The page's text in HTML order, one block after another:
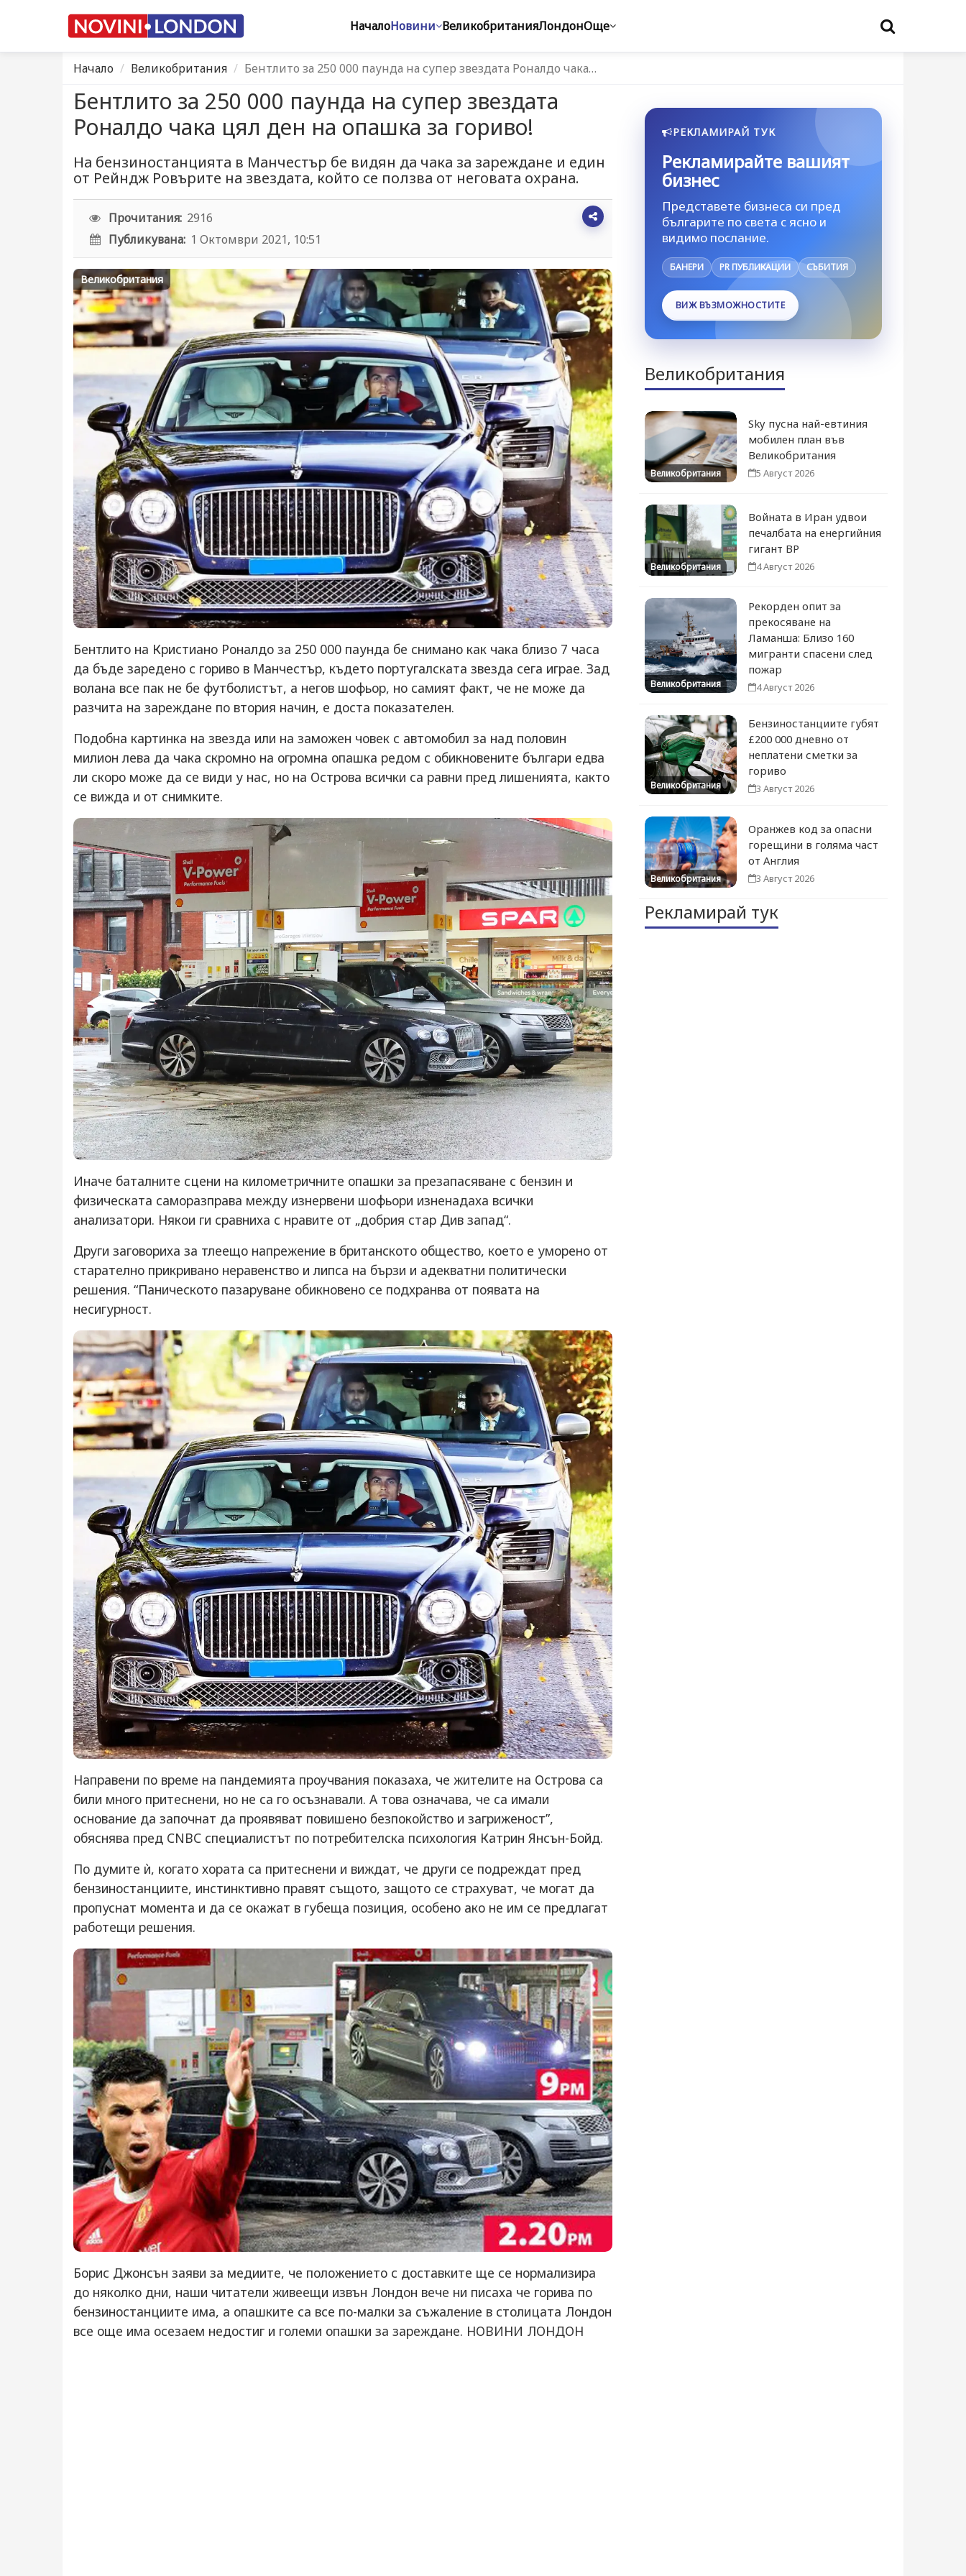
НачалоНовини ВеликобританияЛондонОще
Начало Великобритания Бентлито за 250 000 паунда на супер звездата Роналдо чака…
Бентлито за 250 000 паунда на супер звездата
Роналдо чака цял ден на опашка за гориво!
На бензиностанцията в Манчестър бе видян да чака за зареждане и един
от Рейндж Ровърите на звездата, който се ползва от неговата охрана.
Прочитания: 2916
Публикувана: 1 Октомври 2021, 10:51
Великобритания
Бентлито на Кристиано Роналдо за 250 000 паунда бе снимано как чака близо 7 часа
да бъде заредено с гориво в Манчестър, където португалската звезда сега играе. Зад
волана все пак не бе футболистът, а негов шофьор, но самият факт, че не може да
разчита на зареждане по втория начин, е доста показателен.
Подобна картинка на звезда или на заможен човек с автомобил за над половин
милион лева да чака скромно на огромна опашка редом с обикновените българи едва
ли скоро може да се види у нас, но на Острова всички са равни пред лишенията, както
се вижда и от снимките.
Иначе баталните сцени на километричните опашки за презапасяване с бензин и
физическата саморазправа между изнервени шофьори изненадаха всички
анализатори. Някои ги сравниха с нравите от „добрия стар Див запад“.
Други заговориха за тлеещо напрежение в британското общество, което е уморено от
старателно прикривано неравенство и липса на бързи и адекватни политически
решения. “Паническото пазаруване обикновено се подхранва от появата на
несигурност.
Направени по време на пандемията проучвания показаха, че жителите на Острова са
били много притеснени, но не са го осъзнавали. А това означава, че са имали
основание да започнат да проявяват повишено безпокойство и загриженост”,
обяснява пред CNBC специалистът по потребителска психология Катрин Янсън-Бойд.
По думите ѝ, когато хората са притеснени и виждат, че други се подреждат пред
бензиностанциите, инстинктивно правят същото, защото се страхуват, че могат да
пропуснат момента и да се окажат в губеща позиция, особено ако не им се предлагат
работещи решения.
Борис Джонсън заяви за медиите, че положението с доставките ще се нормализира
до няколко дни, наши читатели живеещи извън Лондон вече ни писаха че горива по
бензиностанциите има, а опашките са все по-малки за съжаление в столицата Лондон
все още има осезаем недостиг и големи опашки за зареждане. НОВИНИ ЛОНДОН
РЕКЛАМИРАЙ ТУК
Рекламирайте вашият
бизнес
Представете бизнеса си пред
българите по света с ясно и
видимо послание.
БАНЕРИ PR ПУБЛИКАЦИИ СЪБИТИЯ
ВИЖ ВЪЗМОЖНОСТИТЕ
Великобритания
Великобритания
Sky пусна най-евтиния
мобилен план във
Великобритания
5 Август 2026
Великобритания
Войната в Иран удвои
печалбата на енергийния
гигант BP
4 Август 2026
Великобритания
Рекорден опит за
прекосяване на
Ламанша: Близо 160
мигранти спасени след
пожар
4 Август 2026
Великобритания
Бензиностанциите губят
£200 000 дневно от
неплатени сметки за
гориво
3 Август 2026
Великобритания
Оранжев код за опасни
горещини в голяма част
от Англия
3 Август 2026
Рекламирай тук